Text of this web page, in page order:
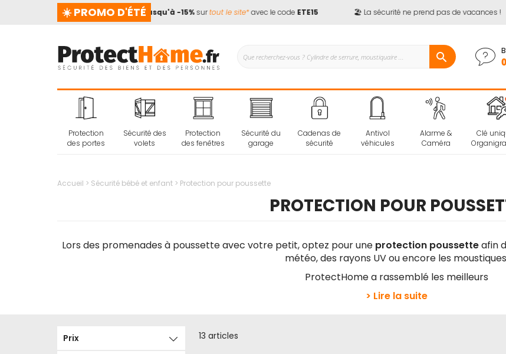
☀️ PROMO D'ÉTÉ
pas de vacances ! 📢Jusqu'à -15%surtout le site*avec le codeETE15 🏖️ La sécurité ne prend pas de vacances !
Protection
des portes
Sécurité des
volets
Protection
des fenêtres
Sécurité du
garage
Cadenas de
sécurité
Antivol
véhicules
Alarme &
Caméra
Clé
Accueil Sécurité bébé et enfant Protection pour poussette
PROTECTION POUR
Lors des promenades à poussette avec votre petit, optez pour une protection poussetteafin
météo, des rayons UV ou encore les
ProtectHome a rassemblé les meilleurs
> Lire la suite
13 articles
Prix